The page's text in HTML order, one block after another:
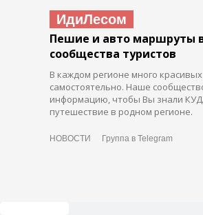
ИдиЛесом
Пешие и авто маршруты
сообщества туристов
В каждом регионе много
самостоятельно. Наше
информацию, чтобы Вы знали
путешествие в родном регионе.
НОВОСТИ Группа в Telegram